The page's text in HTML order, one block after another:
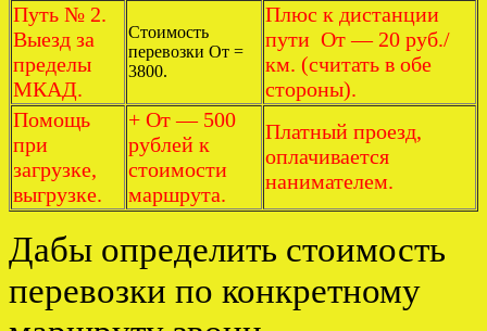
Путь № 2.
Выезд за
пределы
МКАД.
Стоимость
перевозки От =
3800.
Плюс к дистанции
пути От — 20 руб./
км. (считать в обе
стороны).
Помощь
при
загрузке,
выгрузке.
+ От — 500
рублей к
стоимости
маршрута.
Платный проезд,
оплачивается
нанимателем.
Дабы определить стоимость
перевозки по конкретному